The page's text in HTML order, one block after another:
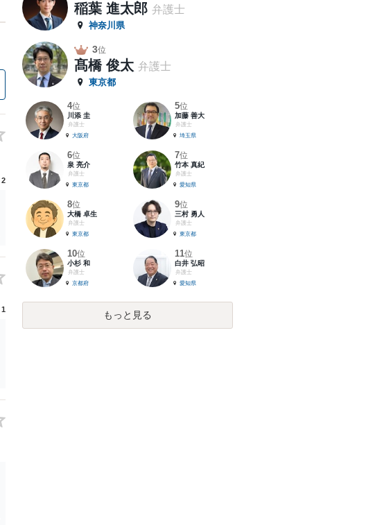
2
1
稲葉 進太郎 弁護士
神奈川県
3位
髙橋 俊太 弁護士
東京都
4位
川添 圭
弁護士
大阪府
5位
加藤 善大
弁護士
埼玉県
6位
泉 亮介
弁護士
東京都
7位
竹本 真紀
弁護士
愛知県
8位
大橋 卓生
弁護士
東京都
9位
三村 勇人
弁護士
東京都
10位
小杉 和
弁護士
京都府
11位
白井 弘昭
弁護士
愛知県
もっと見る